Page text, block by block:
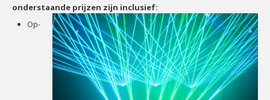
onderstaande prijzen zijn inclusief:
Op-